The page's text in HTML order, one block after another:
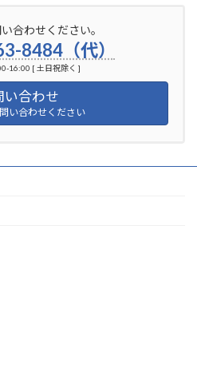
合わせください。
8484（代）
16:00 [ 土日祝除く ]
い合わせ
い合わせください